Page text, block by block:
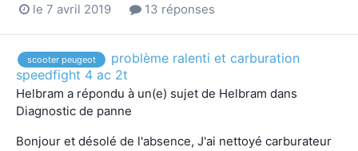
le 7 avril 2019 13 réponses
scooter peugeot
problème ralenti et carburation
speedfight 4 ac 2t
Helbram a répondu à un(e) sujet de Helbram dans
Diagnostic de panne
Bonjour et désolé de l'absence, J'ai nettoyé carburateur